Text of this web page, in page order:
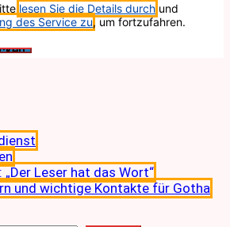
lesen Sie die Details durch und
des Service zu, um fortzufahren.
„Der Leser hat das Wort“
und wichtige Kontakte für Gotha